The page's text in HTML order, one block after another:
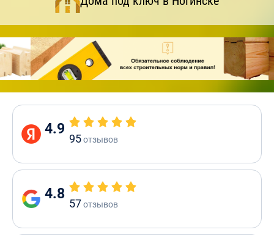
4.9
95отзывов
4.8
57отзывов